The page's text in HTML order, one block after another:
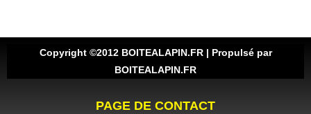
Copyright ©2012 BOITEALAPIN.FR | Propulsé par
BOITEALAPIN.FR
PAGE DE CONTACT